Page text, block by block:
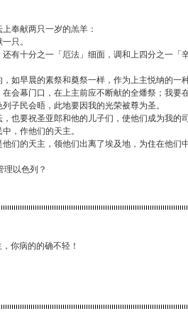
奉献两只一岁的羔羊：
只。
有十分之一「厄法」细面，调和上四分之一「
如早晨的素祭和奠祭一样，作为上主悦纳的一
会幕门口，在上主前应不断献的全燔祭；我要
子民会晤，此地要因我的光荣被尊为圣。
也要祝圣亚郎和他的儿子们，使他们成为我的
，作他们的天主。
们的天主，领他们出离了埃及地，为住在他们
理以色列？
你病的的确不轻！